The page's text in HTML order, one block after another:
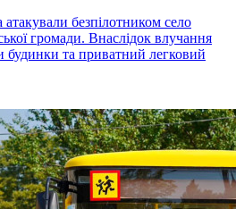
атакували безпілотником село
громади. Внаслідок влучання
та приватний легковий